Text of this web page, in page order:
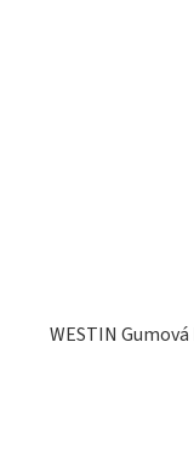
WESTIN